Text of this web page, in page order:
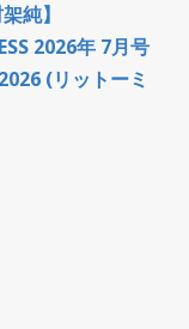
純】
2026年 7月号
(リットーミ